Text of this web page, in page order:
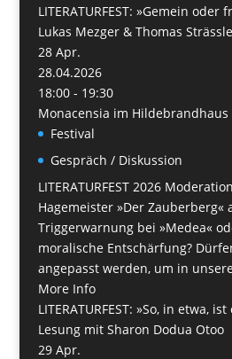
LITERATURFEST: »Gemein oder
Lukas Mezger & Thomas Strässle
28 Apr.
28.04.2026
18:00 - 19:30
Monacensia im Hildebrandhaus
Festival
Gespräch / Diskussion
LITERATURFEST 2026
Hagemeister »Der Zauberberg«
Triggerwarnung bei »Medea«
moralische Entschärfung?
angepasst werden, um in
More Info
LITERATURFEST: »So, in etwa,
Lesung mit Sharon Dodua Otoo
29 Apr.